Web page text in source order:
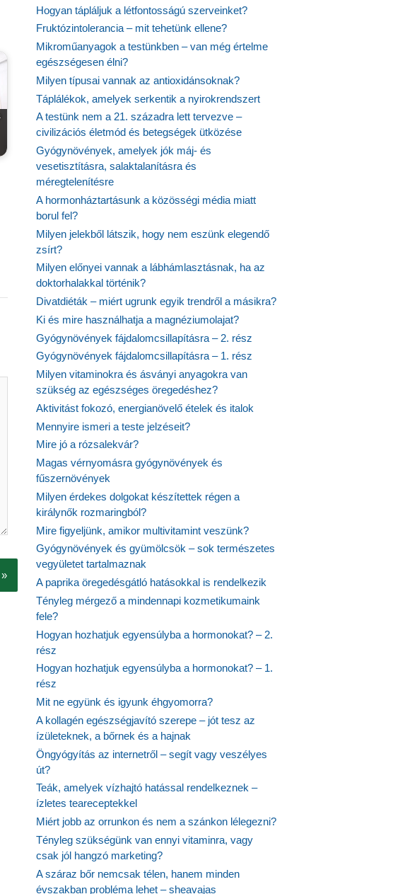
Hogyan tápláljuk a létfontosságú szerveinket?
Fruktózintolerancia – mit tehetünk ellene?
Mikroműanyagok a testünkben – van még értelme
egészségesen élni?
Milyen típusai vannak az antioxidánsoknak?
Táplálékok, amelyek serkentik a nyirokrendszert
A testünk nem a 21. századra lett tervezve –
civilizációs életmód és betegségek ütközése
Gyógynövények, amelyek jók máj- és
vesetisztításra, salaktalanításra és
méregtelenítésre
A hormonháztartásunk a közösségi média miatt
borul fel?
Milyen jelekből látszik, hogy nem eszünk elegendő
zsírt?
Milyen előnyei vannak a lábhámlasztásnak, ha az
doktorhalakkal történik?
Divatdiéták – miért ugrunk egyik trendről a másikra?
Ki és mire használhatja a magnéziumolajat?
Gyógynövények fájdalomcsillapításra – 2. rész
Gyógynövények fájdalomcsillapításra – 1. rész
Milyen vitaminokra és ásványi anyagokra van
szükség az egészséges öregedéshez?
Aktivitást fokozó, energianövelő ételek és italok
Mennyire ismeri a teste jelzéseit?
Mire jó a rózsalekvár?
Magas vérnyomásra gyógynövények és
fűszernövények
Milyen érdekes dolgokat készítettek régen a
királynők rozmaringból?
Mire figyeljünk, amikor multivitamint veszünk?
Gyógynövények és gyümölcsök – sok természetes
vegyületet tartalmaznak
A paprika öregedésgátló hatásokkal is rendelkezik
Tényleg mérgező a mindennapi kozmetikumaink
fele?
Hogyan hozhatjuk egyensúlyba a hormonokat? – 2.
rész
Hogyan hozhatjuk egyensúlyba a hormonokat? – 1.
rész
Mit ne együnk és igyunk éhgyomorra?
A kollagén egészségjavító szerepe – jót tesz az
ízületeknek, a bőrnek és a hajnak
Öngyógyítás az internetről – segít vagy veszélyes
út?
Teák, amelyek vízhajtó hatással rendelkeznek –
ízletes teareceptekkel
Miért jobb az orrunkon és nem a szánkon lélegezni?
Tényleg szükségünk van ennyi vitaminra, vagy
csak jól hangzó marketing?
A száraz bőr nemcsak télen, hanem minden
évszakban probléma lehet – sheavajas